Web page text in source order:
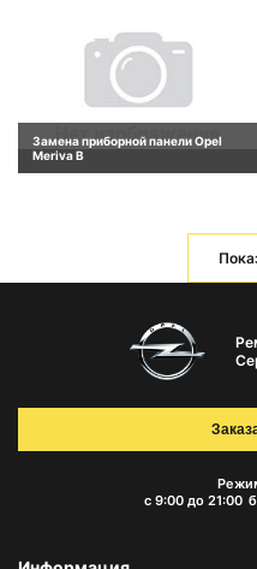
Замена приборной панели Opel
Meriva B
с 9:00 до 21:00